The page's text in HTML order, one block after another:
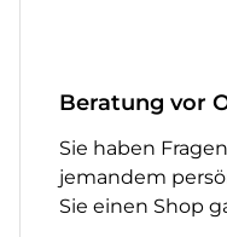
Beratung vor
Sie haben
jemandem
Sie einen Shop